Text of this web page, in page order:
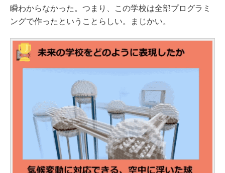
瞬わからなかった。つまり、この学校は全部プログラミ
ングで作ったということらしい。まじかい。